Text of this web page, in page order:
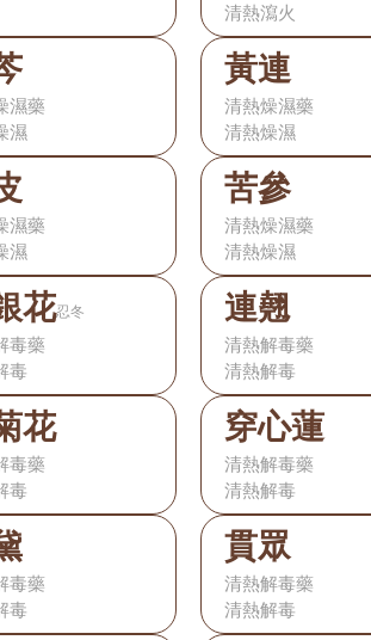
清熱瀉火
濕藥
濕
黃連
清熱燥濕藥
清熱燥濕
濕藥
濕
苦參
清熱燥濕藥
清熱燥濕
花忍冬
毒藥
毒
連翹
清熱解毒藥
清熱解毒
花
毒藥
毒
穿心蓮
清熱解毒藥
清熱解毒
毒藥
毒
貫眾
清熱解毒藥
清熱解毒